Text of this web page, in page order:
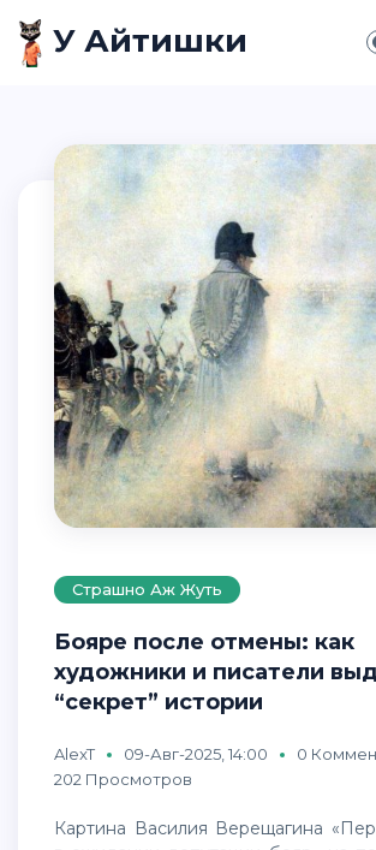
У Айтишки
Страшно Аж Жуть
Бояре после отмены: как
художники и писатели
“секрет” истории
AlexT 09-Авг-2025, 14:00
0
202 Просмотров
Картина Василия Верещагина «Перед Москвой